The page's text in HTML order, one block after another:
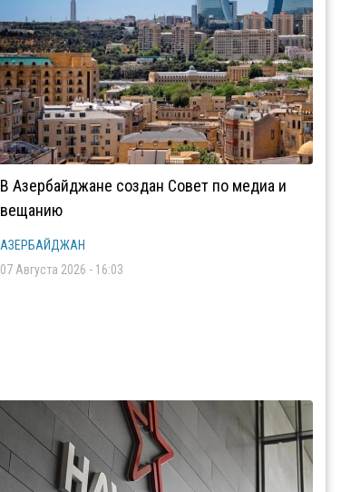
В Азербайджане создан Совет по медиа и
вещанию
АЗЕРБАЙДЖАН
07 Августа 2026 - 16:03